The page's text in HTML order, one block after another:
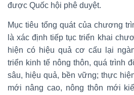
được Quốc hội phê duyệt.
Mục tiêu tổng quát của chương
là xác định tiếp tục triển khai
hiện có hiệu quả cơ cấu lại
triển kinh tế nông thôn, quá trình
sâu, hiệu quả, bền vững; thực
mới nâng cao, nông thôn mới